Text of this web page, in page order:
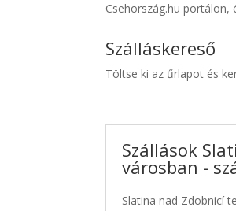
pénzvisszatérítéssel
Autóbérlés
Csehország.hu portálon,
Szálláskereső
Töltse ki az űrlapot és
Szállások
városban -
Slatina nad Zdobnicí